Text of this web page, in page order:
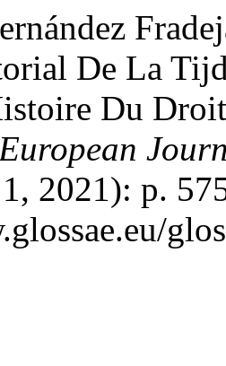
De La
Du
2021): p.